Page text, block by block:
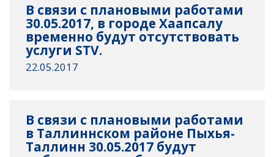
В связи с плановыми работами
30.05.2017, в городе Хаапсалу
временно будут отсутствовать
услуги STV.
22.05.2017
В связи с плановыми работами
в Таллиннском районе Пыхья-
Таллинн 30.05.2017 будут